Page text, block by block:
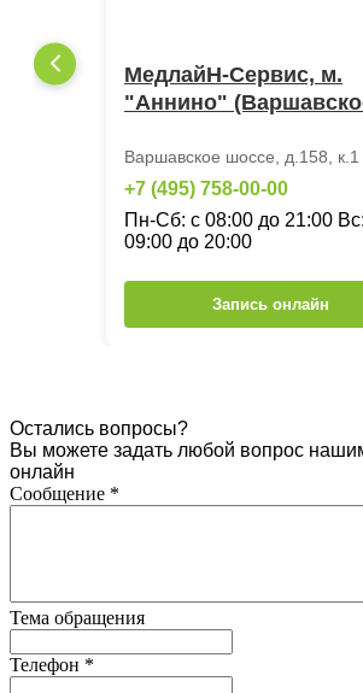
МедлайН-Сервис, м.
"Аннино"
Варшавское шоссе, д.158, к.1
+7 (495) 758-00-00
Пн-Сб: с 08:00 до 21:00
09:00 до 20:00
Запись онлайн
Остались вопросы?
Вы можете задать любой вопрос
онлайн
Сообщение *
Тема обращения
Телефон *